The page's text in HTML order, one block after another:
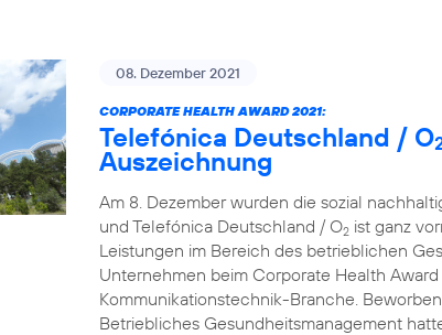
08. Dezember 2021
CORPORATE HEALTH AWARD 2021:
Telefónica Deutschland / O
Auszeichnung
Am 8. Dezember wurden die sozial
und Telefónica Deutschland / O2 ist ganz
Leistungen im Bereich des betrieblichen
Unternehmen beim Corporate Health
Kommunikationstechnik-Branche.
Betriebliches Gesundheitsmanagement